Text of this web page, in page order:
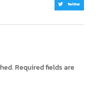
Twitter
Required fields are